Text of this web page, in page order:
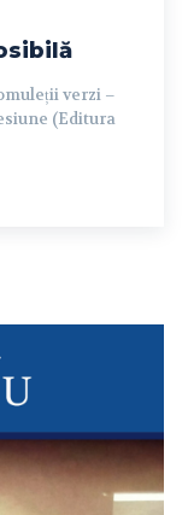
verzi –
(Editura